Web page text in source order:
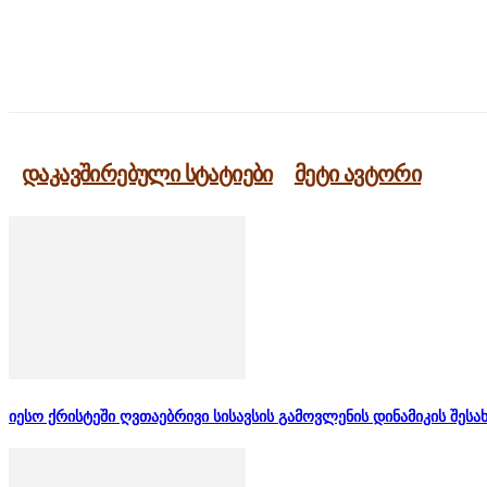
დაკავშირებული სტატიები მეტი ავტორი
იესო ქრისტეში ღვთაებრივი სისავსის გამოვლენის დინამიკის